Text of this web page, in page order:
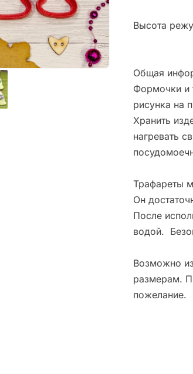
Высота
Общая
Формочки и
рисунка на
Хранить
нагревать
Трафареты
Он
После
водой.
Возможно
размерам.
пожелание.